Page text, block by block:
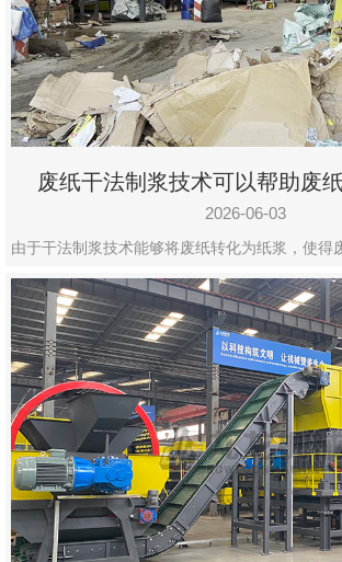
废纸干法制浆技术可以帮助废
2026-06-03
由于干法制浆技术能够将废纸转化为纸浆，使得